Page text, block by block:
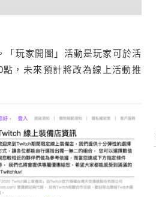
「玩家開圖」活動是玩家可於活
，未來預計將改為線上活動推